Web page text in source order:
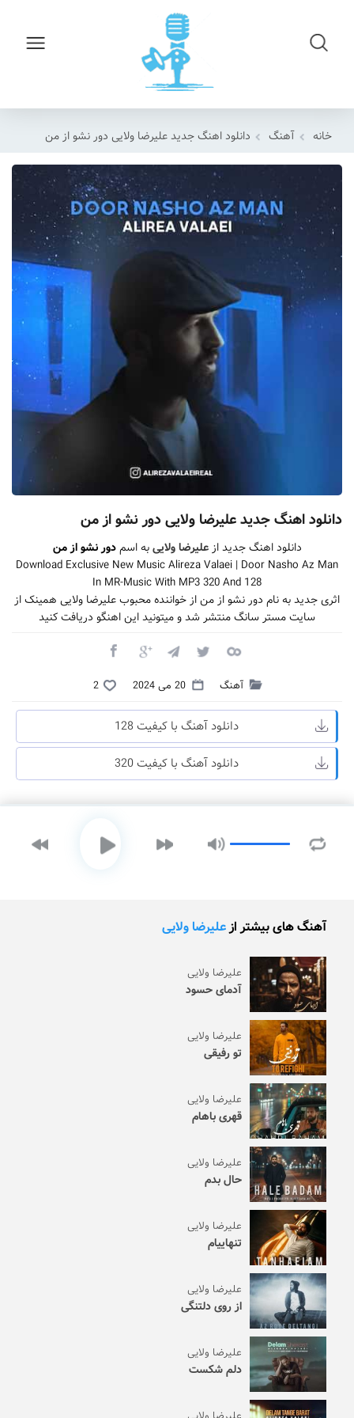
خانه آهنگ دانلود اهنگ جدید علیرضا ولایی دور نشو از من
دانلود اهنگ جدید علیرضا ولایی دور نشو از من
دانلود اهنگ جدید ازعلیرضا ولاییبه اسمدور نشو از من
Download Exclusive New Music Alireza Valaei | Door Nasho Az Man
In MR-Music With MP3 320 And 128
اثری جدید به نام دور نشو از من از خواننده محبوب علیرضا ولایی همینک از
سایت مستر سانگ منتشر شد و میتونید این اهنگو دریافت کنید
آهنگ 20 می 2024 2
دانلود آهنگ با کیفیت 128
دانلود آهنگ با کیفیت 320
آهنگ های بیشتر ازعلیرضا ولایی
علیرضا ولایی
آدمای حسود
علیرضا ولایی
تو رفیقی
علیرضا ولایی
قهری باهام
علیرضا ولایی
حال بدم
علیرضا ولایی
تنهاییام
علیرضا ولایی
از روی دلتنگی
علیرضا ولایی
دلم شکست